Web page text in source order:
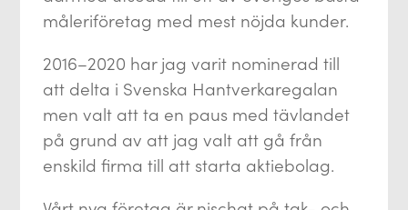
måleriföretag med mest nöjda kunder.
2016–2020 har jag varit nominerad till
att delta i Svenska Hantverkaregalan
men valt att ta en paus med tävlandet
på grund av att jag valt att gå från
enskild firma till att starta aktiebolag.